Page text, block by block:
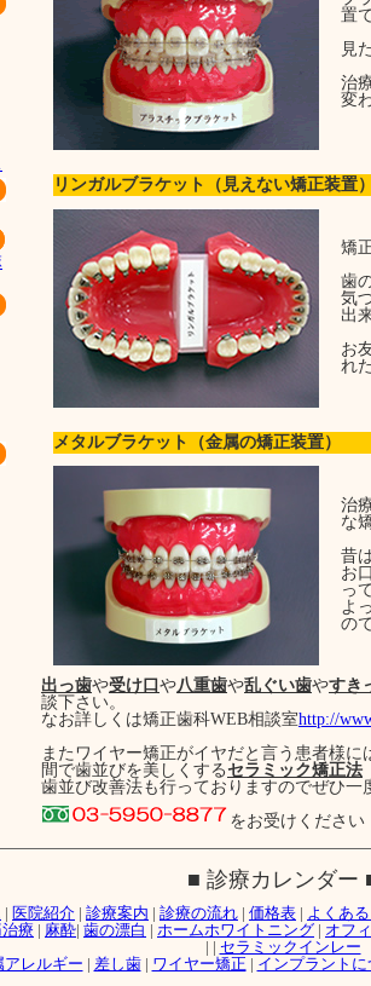
置
見
治
変
リンガルブラケット（見えない矯正装置
矯
歯
気
出
お
れ
メタルブラケット（金属の矯正装置）
治
な
昔
お
っ
よ
の
出っ歯や受け口 や八重歯や乱ぐい歯やすき
談下さい。
なお詳しくは矯正歯科WEB相談室http://
またワイヤー矯正がイヤだと言う患者様に
間で歯並びを美しくするセラミック矯正法
歯並び改善法も行っておりますのでぜひ一
をお受けください
■ 診療カレンダー
| 医院紹介 | 診療案内 | 診療の流れ | 価格表 | よくあ
療 | 麻酔| 歯の漂白 | ホームホワイトニング | オフ
| | セラミックインレー
アレルギー | 差し歯| ワイヤー矯正 | インプラントに